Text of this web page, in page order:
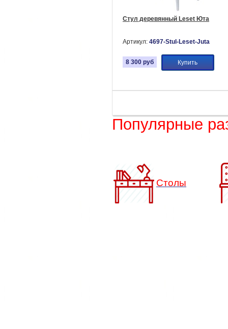
Стул деревянный Leset Юта
Артикул: 4697-Stul-Leset-Juta
8 300 руб Купить
Популярные
Столы